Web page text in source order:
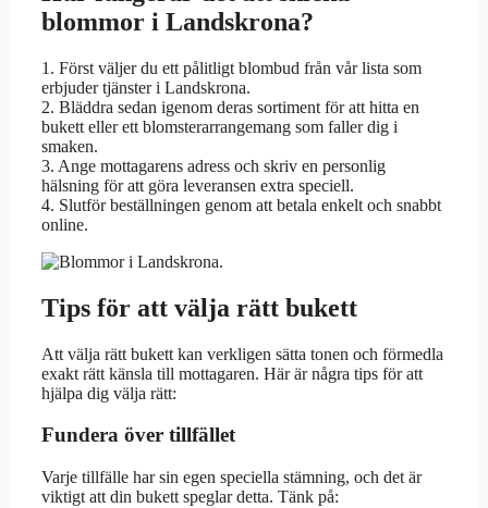
blommor i Landskrona?
1. Först väljer du ett pålitligt blombud från vår lista som
erbjuder tjänster i Landskrona.
2. Bläddra sedan igenom deras sortiment för att hitta en
bukett eller ett blomsterarrangemang som faller dig i
smaken.
3. Ange mottagarens adress och skriv en personlig
hälsning för att göra leveransen extra speciell.
4. Slutför beställningen genom att betala enkelt och snabbt
online.
Tips för att välja rätt bukett
Att välja rätt bukett kan verkligen sätta tonen och förmedla
exakt rätt känsla till mottagaren. Här är några tips för att
hjälpa dig välja rätt:
Fundera över tillfället
Varje tillfälle har sin egen speciella stämning, och det är
viktigt att din bukett speglar detta. Tänk på: